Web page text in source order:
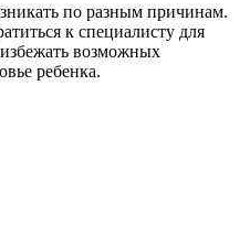
по разным причинам.
к специалисту для
возможных
ребенка.